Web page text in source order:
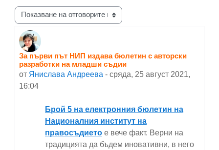
Начин на показване
За първи път НИП издава бюлетин с авторски
разработки на младши съдии
от Янислава Андреева - сряда, 25 август 2021,
16:04
Number of replies: 0
Брой 5 на електронния бюлетин на
Националния институт на
правосъдието е вече факт. Верни на
традицията да бъдем иновативни, в него